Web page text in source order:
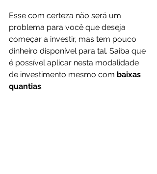
Esse com certeza não será um
problema para você que deseja
começar a investir, mas tem pouco
dinheiro disponível para tal. Saiba que
é possível aplicar nesta modalidade
de investimento mesmo com baixas
quantias.